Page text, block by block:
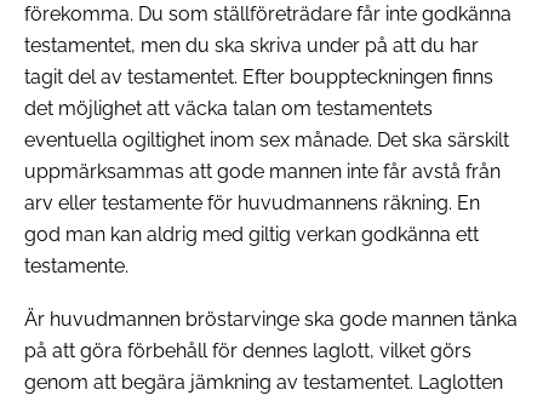
förekomma. Du som ställföreträdare får inte godkänna
testamentet, men du ska skriva under på att du har
tagit del av testamentet. Efter bouppteckningen finns
det möjlighet att väcka talan om testamentets
eventuella ogiltighet inom sex månade. Det ska särskilt
uppmärksammas att gode mannen inte får avstå från
arv eller testamente för huvudmannens räkning. En
god man kan aldrig med giltig verkan godkänna ett
testamente.
Är huvudmannen bröstarvinge ska gode mannen tänka
på att göra förbehåll för dennes laglott, vilket görs
genom att begära jämkning av testamentet. Laglotten